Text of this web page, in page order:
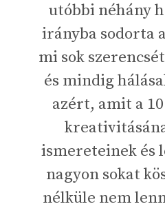
utóbbi néhány
irányba sodorta
mi sok
és mindig
azért, amit a
ismereteinek és
nagyon sokat
nélküle nem